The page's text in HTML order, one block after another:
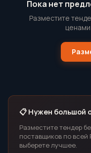
Пока нет
Разместите
ценами
📋 Нужен большой
Разместите тендер
поставщиков по
выберете лучшее.